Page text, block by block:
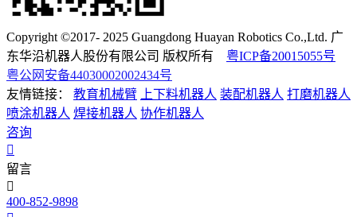
Copyright ©2017- 2025 Guangdong Huayan Robotics Co.,Ltd. 广
东华沿机器人股份有限公司 版权所有 粤ICP备20015055号
粤公网安备44030002002434号
友情链接：
教育机械臂 上下料机器人 装配机器人 打磨机器人
喷涂机器人 焊接机器人 协作机器人
咨询
留言
400-852-9898